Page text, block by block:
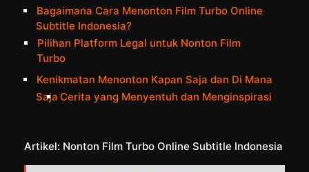
Bagaimana Cara Menonton Film Turbo Online
Subtitle Indonesia?
Pilihan Platform Legal untuk Nonton Film
Turbo
Kenikmatan Menonton Kapan Saja dan Di Mana
Saja Cerita yang Menyentuh dan Menginspirasi
Artikel: Nonton Film Turbo Online Subtitle Indonesia